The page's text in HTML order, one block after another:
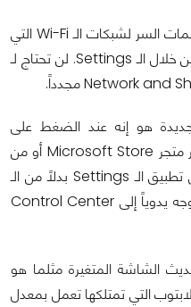
ثالث ميزة هي إمكانية التعرف على كلمات السر لشبكات الـ Wi-Fi التي
قمت بالاتصال بها مسبقاً مباشرة من خلال الـ Settings. لن تحتاج لـ
هو إنه عند الضغط على
uninstall لأي برنامج كان مثبت عبر متجر Microsoft Store أو من
خارجه فإن الويندوز يعيد توجيهك إلى تطبيق الـ Settings بدلاً من الـ
Control Center ولكن يمكنك التوجه يدوياً إلى Control Center
الشاشة المتغيرة مثلما هو
التي تمتلكها تعمل بمعدل